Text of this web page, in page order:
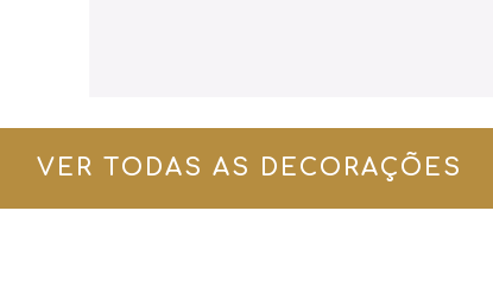
VER TODAS AS DECORAÇÕES